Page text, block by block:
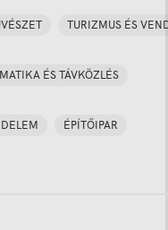
TURIZMUS ÉS
ÉS TÁVKÖZLÉS
ÉPÍTŐIPAR